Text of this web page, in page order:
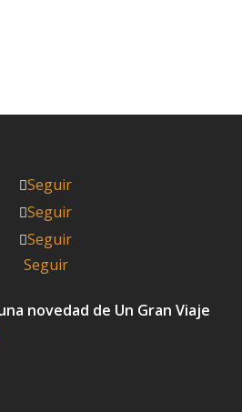
Seguir
Seguir
Seguir
Seguir
novedad de Un Gran Viaje